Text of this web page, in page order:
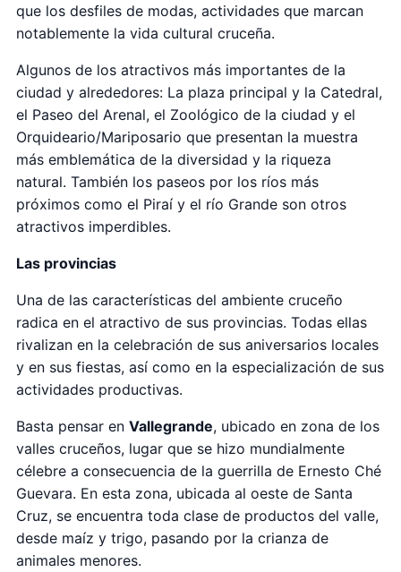
que los desfiles de modas, actividades que marcan
notablemente la vida cultural cruceña.
Algunos de los atractivos más importantes de la
ciudad y alrededores: La plaza principal y la Catedral,
el Paseo del Arenal, el Zoológico de la ciudad y el
Orquideario/Mariposario que presentan la muestra
más emblemática de la diversidad y la riqueza
natural. También los paseos por los ríos más
próximos como el Piraí y el río Grande son otros
atractivos imperdibles.
Las provincias
Una de las características del ambiente cruceño
radica en el atractivo de sus provincias. Todas ellas
rivalizan en la celebración de sus aniversarios locales
y en sus fiestas, así como en la especialización de sus
actividades productivas.
Basta pensar en Vallegrande, ubicado en zona de los
valles cruceños, lugar que se hizo mundialmente
célebre a consecuencia de la guerrilla de Ernesto Ché
Guevara. En esta zona, ubicada al oeste de Santa
Cruz, se encuentra toda clase de productos del valle,
desde maíz y trigo, pasando por la crianza de
animales menores.